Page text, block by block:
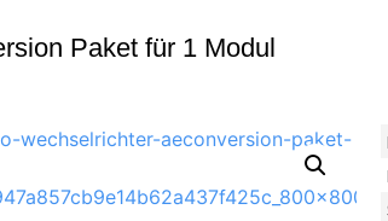
Paket für 1 Modul